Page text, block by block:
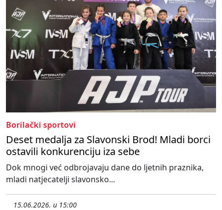
Borilački sportovi
Deset medalja za Slavonski Brod! Mladi borci
ostavili konkurenciju iza sebe
Dok mnogi već odbrojavaju dane do ljetnih praznika,
mladi natjecatelji slavonsko...
15.06.2026. u 15:00